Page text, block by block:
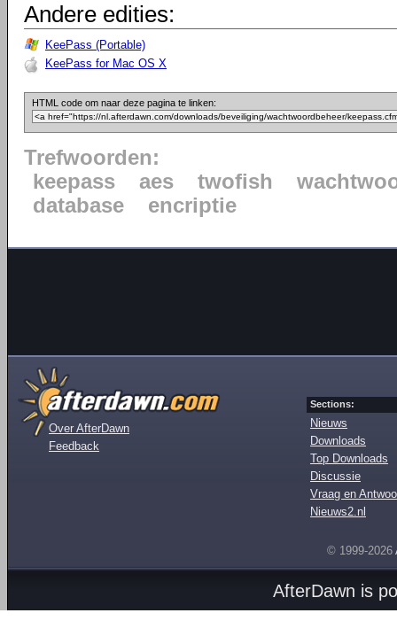
Andere edities:
KeePass (Portable)
KeePass for Mac OS X
HTML code om naar deze pagina te linken:
Trefwoorden:
keepass
aes twofish
database
encriptie
Over AfterDawn
Feedback
Sections:
Nieuws
Downloads
Top Downloads
Discussie
Vraag en
Nieuws2.nl
© 1999-2026
AfterDawn is